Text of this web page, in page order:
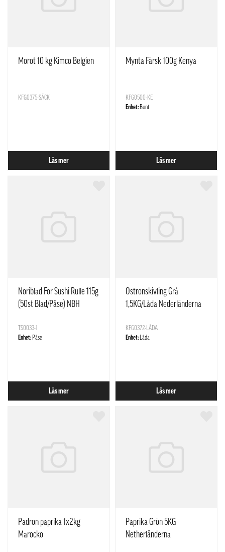
Morot 10 kg Kimco Belgien
KFG0375-SÄCK
Läs mer
Mynta Färsk 100g Kenya
KFG0500-KE
Enhet: Bunt
Läs mer
Noriblad För Sushi Rulle 115g
(50st Blad/Påse) NBH
TS0033-1
Enhet: Påse
Läs mer
Ostronskivling Grå
1,5KG/Låda Nederländerna
KFG0372-LÅDA
Enhet: Låda
Läs mer
Padron paprika 1x2kg
Marocko
Paprika Grön 5KG
Netherländerna